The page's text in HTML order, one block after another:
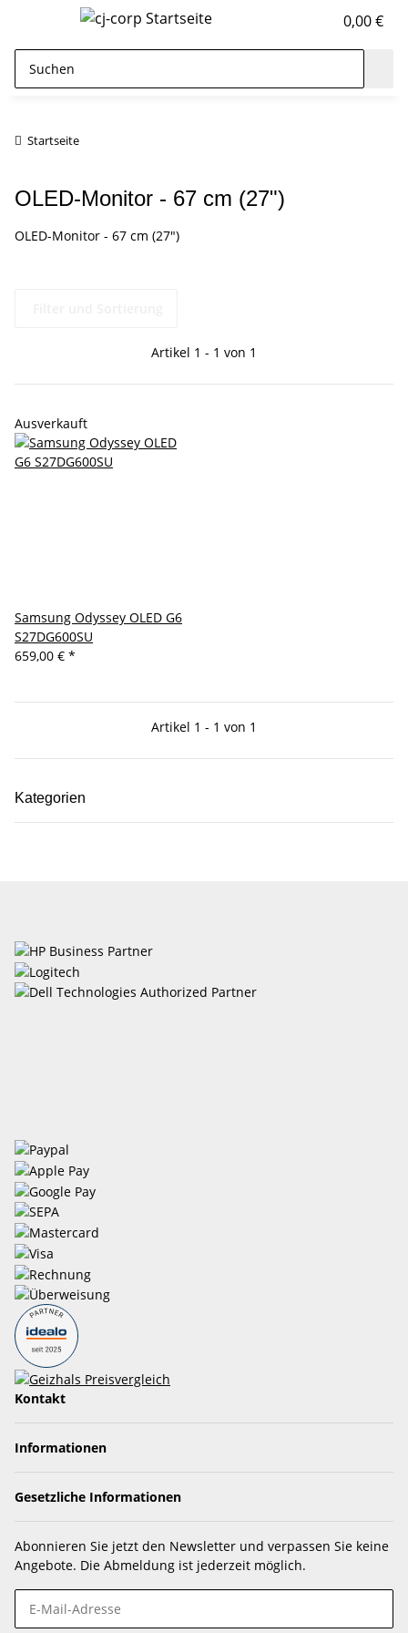
0,00 €
Startseite
OLED-Monitor - 67 cm (27")
OLED-Monitor - 67 cm (27")
Artikel 1 - 1 von 1
Ausverkauft
Samsung Odyssey OLED G6
S27DG600SU
659,00 € *
Artikel 1 - 1 von 1
Kategorien
Kontakt
Informationen
Gesetzliche Informationen
Abonnieren Sie jetzt den Newsletter und verpassen Sie keine
Angebote. Die Abmeldung ist jederzeit möglich.